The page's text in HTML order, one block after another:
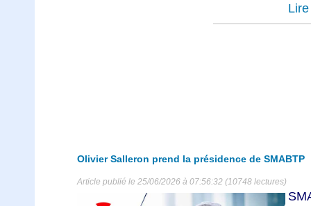
Olivier Salleron prend la présidence de SMABTP
Article publié le 25/06/2026 à 07:56:32 (10748 lectures)